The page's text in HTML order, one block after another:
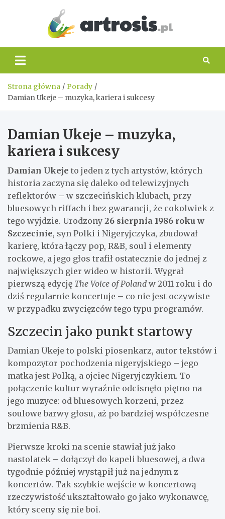
Strona główna
Porady
Damian Ukeje – muzyka, kariera i sukcesy
Damian Ukeje – muzyka,
kariera i sukcesy
Damian Ukeje to jeden z tych artystów, których
historia zaczyna się daleko od telewizyjnych
reflektorów – w szczecińskich klubach, przy
bluesowych riffach i bez gwarancji, że cokolwiek z
tego wyjdzie. Urodzony 26 sierpnia 1986 roku w
Szczecinie, syn Polki i Nigeryjczyka, zbudował
karierę, która łączy pop, R&B, soul i elementy
rockowe, a jego głos trafił ostatecznie do jednej z
największych gier wideo w historii. Wygrał
pierwszą edycję The Voice of Poland w 2011 roku i do
dziś regularnie koncertuje – co nie jest oczywiste
w przypadku zwycięzców tego typu programów.
Szczecin jako punkt startowy
Damian Ukeje to polski piosenkarz, autor tekstów i
kompozytor pochodzenia nigeryjskiego – jego
matka jest Polką, a ojciec Nigeryjczykiem. To
połączenie kultur wyraźnie odcisnęło piętno na
jego muzyce: od bluesowych korzeni, przez
soulowe barwy głosu, aż po bardziej współczesne
brzmienia R&B.
Pierwsze kroki na scenie stawiał już jako
nastolatek – dołączył do kapeli bluesowej, a dwa
tygodnie później wystąpił już na jednym z
koncertów. Tak szybkie wejście w koncertową
rzeczywistość ukształtowało go jako wykonawcę,
który sceny się nie boi.